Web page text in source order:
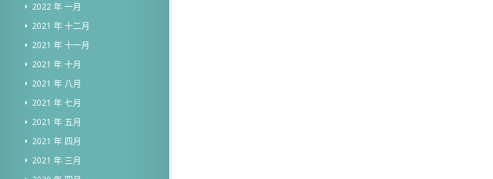
2022 年 一月
2021 年 十二月
2021 年 十一月
2021 年 十月
2021 年 八月
2021 年 七月
2021 年 五月
2021 年 四月
2021 年 三月